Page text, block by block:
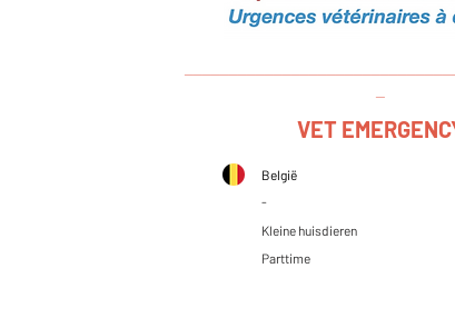
VET
België
-
Kleine huisdieren
Parttime